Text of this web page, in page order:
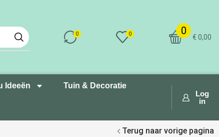
0 0 0
€0,00
Log
in
Ideeën Tuin & Decoratie
Terug naar vorige pagina